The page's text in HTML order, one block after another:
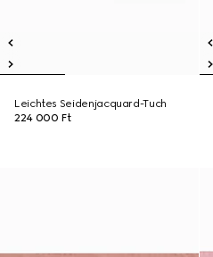
Leichtes Seidenjacquard-Tuch
224 000 Ft